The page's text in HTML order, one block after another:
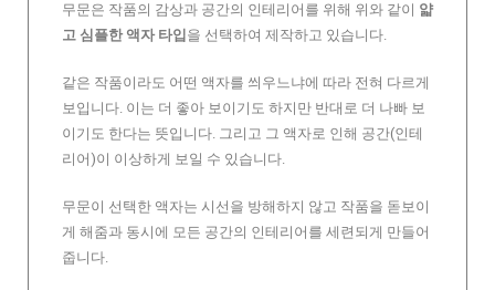
무문은 작품의 감상과 공간의 인테리어를 위해 위와 같이 얇
고 심플한 액자 타입 을 선택하여 제작하고 있습니다.
같은 작품이라도 어떤 액자를 씌우느냐에 따라 전혀 다르게
보입니다. 이는 더 좋아 보이기도 하지만 반대로 더 나빠 보
이기도 한다는 뜻입니다. 그리고 그 액자로 인해 공간(인테
리어)이 이상하게 보일 수 있습니다.
무문이 선택한 액자는 시선을 방해하지 않고 작품을 돋보이
게 해줌과 동시에 모든 공간의 인테리어를 세련되게 만들어
줍니다.